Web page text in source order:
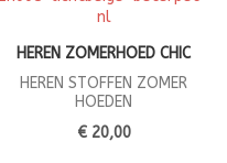
HEREN ZOMERHOED CHIC
HEREN STOFFEN ZOMER
HOEDEN
€ 20,00